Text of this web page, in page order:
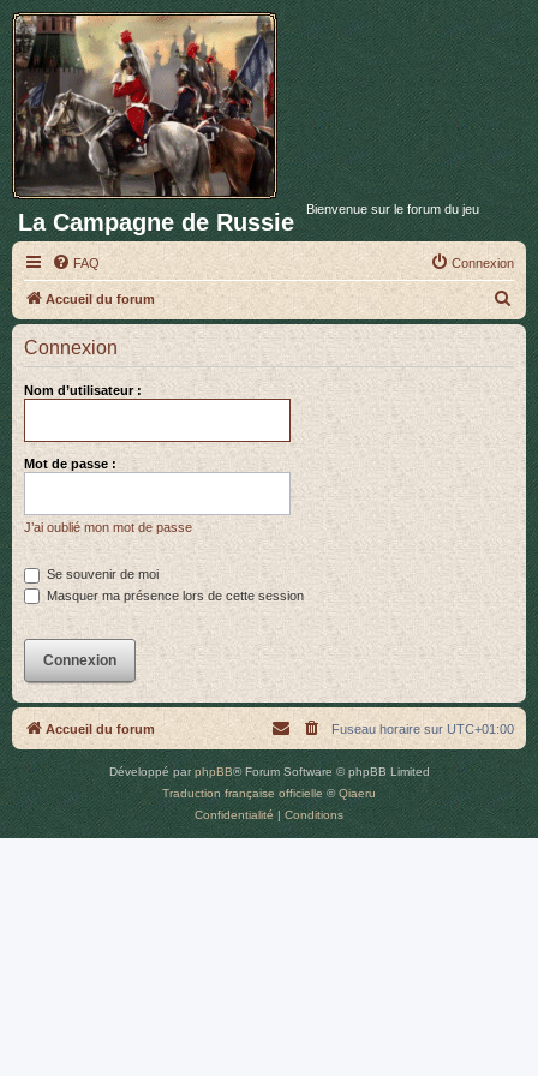
La Campagne de Russie Bienvenue sur le forum du jeu
FAQ Connexion
Accueil du forum
e
c
h
Connexion
Nom d’utilisateur :
Mot de passe :
J’ai oublié mon mot de passe
Se souvenir de moi
Masquer ma présence lors de cette session
Accueil du forum Fuseau horaire sur UTC+01:00
Développé parphpBB® Forum Software © phpBB Limited
Traduction française officielle ©Qiaeru
Confidentialité |Conditions